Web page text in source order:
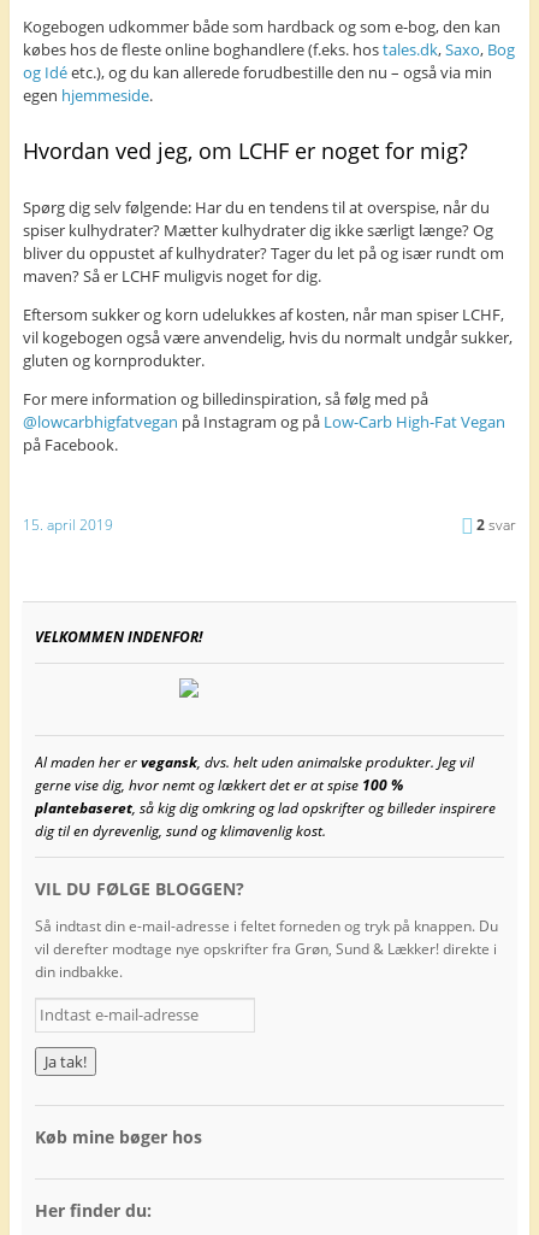
Kogebogen udkommer både som hardback og som e-bog, den kan
købes hos de fleste online boghandlere (f.eks. hostales.dk,Saxo, Bog
og Idéetc.), og du kan allerede forudbestille den nu – også via min
egen hjemmeside.
Hvordan ved jeg, om LCHF er noget for mig?
Spørg dig selv følgende: Har du en tendens til at overspise, når du
spiser kulhydrater? Mætter kulhydrater dig ikke særligt længe? Og
bliver du oppustet af kulhydrater? Tager du let på og især rundt om
maven? Så er LCHF muligvis noget for dig.
Eftersom sukker og korn udelukkes af kosten, når man spiser LCHF,
vil kogebogen også være anvendelig, hvis du normalt undgår sukker,
gluten og kornprodukter.
For mere information og billedinspiration, så følg med på
@lowcarbhigfatvegan på Instagram og på Low-Carb High-Fat Vegan
på Facebook.
15. april 2019 2svar
VELKOMMEN INDENFOR!
Al maden her ervegansk, dvs. helt uden animalske produkter. Jeg vil
gerne vise dig, hvor nemt og lækkert det er at spise 100 %
plantebaseret, så kig dig omkring og lad opskrifter og billeder inspirere
dig til en dyrevenlig, sund og klimavenlig kost.
VIL DU FØLGE BLOGGEN?
Så indtast din e-mail-adresse i feltet forneden og tryk på knappen. Du
vil derefter modtage nye opskrifter fra Grøn, Sund & Lækker! direkte i
din indbakke.
n
d
t
a
t
m
Køb mine bøger hos
Her finder du: